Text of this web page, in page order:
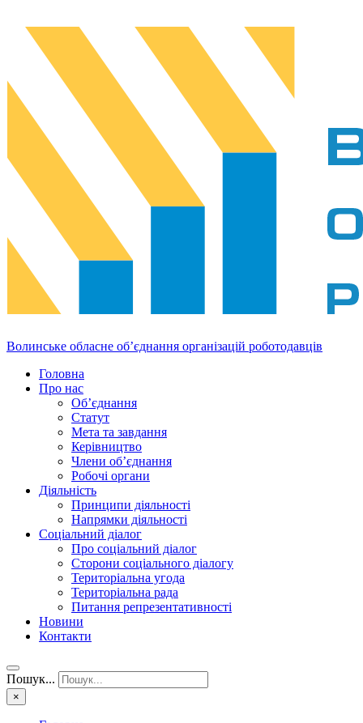
Волинське обласне об’єднання організацій роботодавців
Головна
Про нас
Об’єднання
Статут
Мета та завдання
Керівництво
Члени об’єднання
Робочі органи
Діяльність
Принципи діяльності
Напрямки діяльності
Соціальний діалог
Про соціальний діалог
Сторони соціального діалогу
Територіальна угода
Територіальна рада
Питання репрезентативності
Новини
Контакти
Пошук...
×